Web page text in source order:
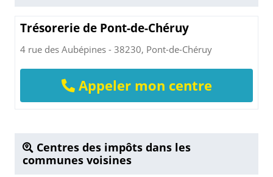
Trésorerie de Pont-de-Chéruy
4 rue des Aubépines - 38230, Pont-de-Chéruy
Appeler mon centre
Centres des impôts dans les
communes voisines